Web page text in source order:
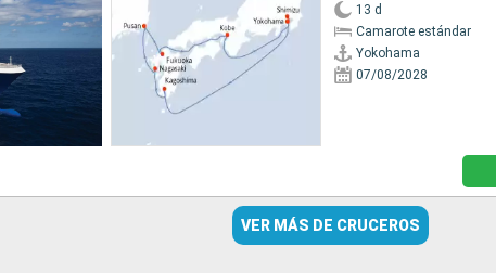
13 d
Camarote estándar
Yokohama
07/08/2028
VER MÁS DE CRUCEROS